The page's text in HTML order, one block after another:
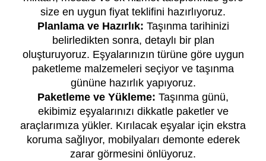
size en uygun fiyat teklifini hazırlıyoruz.
Planlama ve Hazırlık: Taşınma tarihinizi
belirledikten sonra, detaylı bir plan
oluşturuyoruz. Eşyalarınızın türüne göre uygun
paketleme malzemeleri seçiyor ve taşınma
gününe hazırlık yapıyoruz.
Paketleme ve Yükleme: Taşınma günü,
ekibimiz eşyalarınızı dikkatle paketler ve
araçlarımıza yükler. Kırılacak eşyalar için ekstra
koruma sağlıyor, mobilyaları demonte ederek
zarar görmesini önlüyoruz.